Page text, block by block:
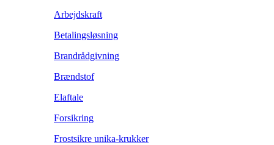
Arbejdskraft
Betalingsløsning
Brandrådgivning
Brændstof
Elaftale
Forsikring
Frostsikre unika-krukker